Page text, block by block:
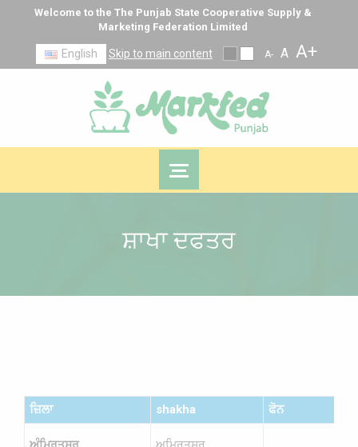
Welcome to the The Punjab State Cooperative Supply &
Marketing Federation Limited
English Skip to main content A- A A+
ਸ਼ਾਖਾ ਦਫਤਰ
ਜ਼ਿਲਾ shakha ਫੋਨ